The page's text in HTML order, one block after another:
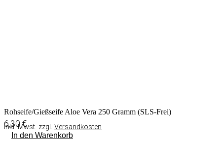
Rohseife/Gießseife Aloe Vera 250 Gramm (SLS-Frei)
6,30€
inkl. Mwst. zzgl. Versandkosten
In den Warenkorb